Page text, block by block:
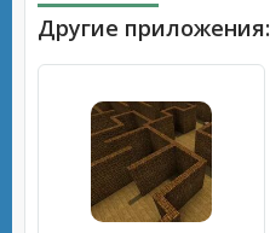
Другие приложения: